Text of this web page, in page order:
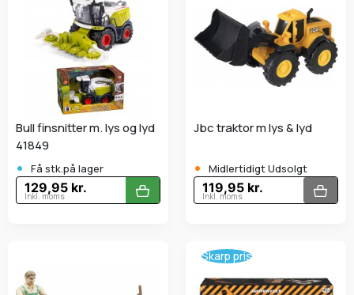
Bull finsnitter m. lys og lyd
41849
• Få stk.på lager
129,95 kr.
Inkl. moms
Jbc traktor m lys & lyd
• Midlertidigt Udsolgt
119,95 kr.
Inkl. moms
Skarp pris